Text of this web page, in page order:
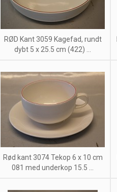
RØD Kant 3059 Kagefad, rundt
dybt 5 x 25.5 cm (422) ...
Rød kant 3074 Tekop 6 x 10 cm
081 med underkop 15.5 ...